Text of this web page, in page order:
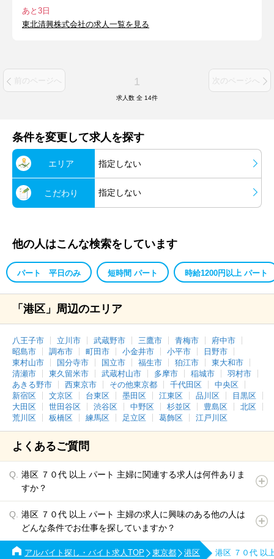
あと3日
東北清興株式会社の求人一覧を見る
前のページへ 1 次のページへ
求人数 全 14件
条件を変更して求人を探す
エリア 指定しない
こだわり 指定しない
他の人はこんな検索をしています
パート 平日のみ 短時間 パート 時給1200円以上 パート
「港区」周辺のエリア
八王子市 立川市 武蔵野市 三鷹市 青梅市
府中市
昭島市
調布市 町田市 小金井市 小平市
日野市
東村山市
国分寺市 国立市 福生市 狛江市
東大和市
清瀬市
東久留米市 武蔵村山市 多摩市 稲城市
羽村市
あきる野市
西東京市 その他東京都 千代田区
中央区
新宿区
文京区 台東区 墨田区 江東区 品川区
目黒区
大田区
世田谷区 渋谷区 中野区 杉並区 豊島区
北区
荒川区
板橋区 練馬区 足立区 葛飾区 江戸川区
よくあるご質問
港区 ７０代 以上 パート 主婦に関連する求人は何件ありま
すか？
港区 ７０代 以上 パート 主婦の求人に興味のある他の人は
どんな条件でお仕事を探していますか？
アルバイト探し・バイト求人TOP 東京都 港区 港区 ７０代 以